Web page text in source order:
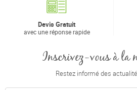
Devis Gratuit
avec une réponse rapide
Inscrivez-vous à la
Restez informé des